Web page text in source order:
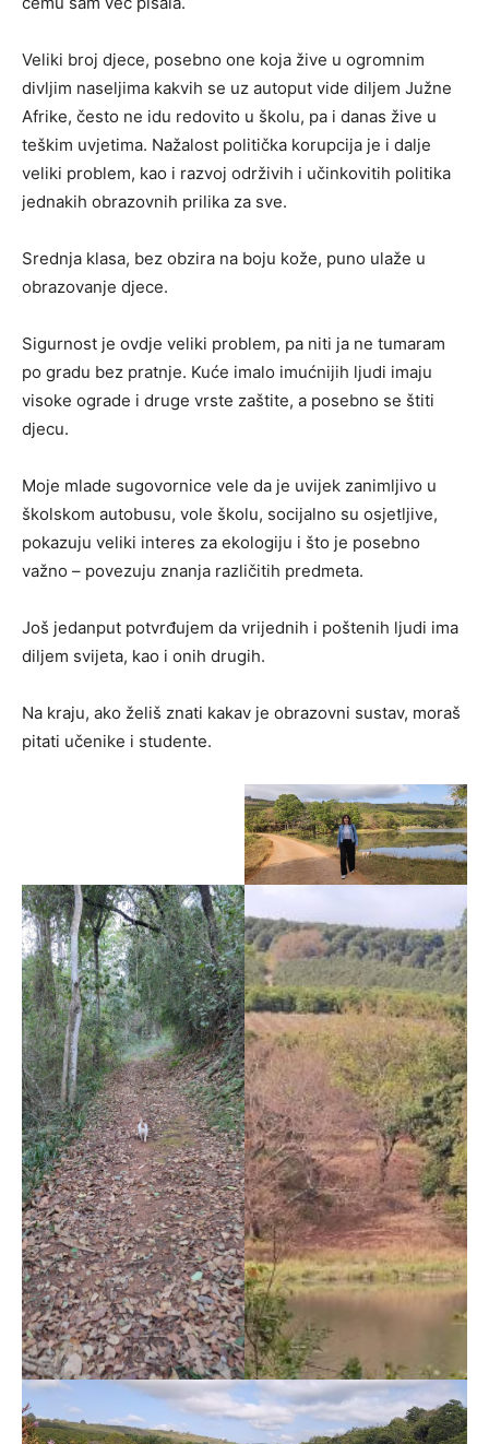
Veliki broj djece, posebno one koja žive u ogromnim
divljim naseljima kakvih se uz autoput vide diljem Južne
Afrike, često ne idu redovito u školu, pa i danas žive u
teškim uvjetima. Nažalost politička korupcija je i dalje
veliki problem, kao i razvoj održivih i učinkovitih politika
jednakih obrazovnih prilika za sve.
Srednja klasa, bez obzira na boju kože, puno ulaže u
obrazovanje djece.
Sigurnost je ovdje veliki problem, pa niti ja ne tumaram
po gradu bez pratnje. Kuće imalo imućnijih ljudi imaju
visoke ograde i druge vrste zaštite, a posebno se štiti
djecu.
Moje mlade sugovornice vele da je uvijek zanimljivo u
školskom autobusu, vole školu, socijalno su osjetljive,
pokazuju veliki interes za ekologiju i što je posebno
važno – povezuju znanja različitih predmeta.
Još jedanput potvrđujem da vrijednih i poštenih ljudi ima
diljem svijeta, kao i onih drugih.
Na kraju, ako želiš znati kakav je obrazovni sustav, moraš
pitati učenike i studente.